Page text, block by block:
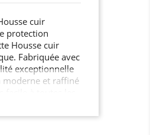
cuir
protection
Housse cuir
Fabriquée avec
exceptionnelle
moderne et raffiné
protection.